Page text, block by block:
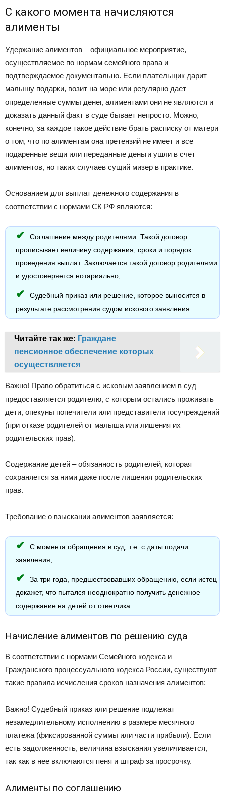
С какого момента начисляются
алименты
Удержание алиментов – официальное мероприятие,
осуществляемое по нормам семейного права и
подтверждаемое документально. Если плательщик дарит
малышу подарки, возит на море или регулярно дает
определенные суммы денег, алиментами они не являются и
доказать данный факт в суде бывает непросто. Можно,
конечно, за каждое такое действие брать расписку от матери
о том, что по алиментам она претензий не имеет и все
подаренные вещи или переданные деньги ушли в счет
алиментов, но таких случаев сущий мизер в практике.
Основанием для выплат денежного содержания в
соответствии с нормами СК РФ являются:
Соглашение между родителями. Такой договор
прописывает величину содержания, сроки и порядок
проведения выплат. Заключается такой договор родителями
и удостоверяется нотариально;
Судебный приказ или решение, которое выносится в
результате рассмотрения судом искового заявления.
Читайте так же: Граждане
пенсионное обеспечение которых
осуществляется
Важно! Право обратиться с исковым заявлением в суд
предоставляется родителю, с которым остались проживать
дети, опекуны попечители или представители госучреждений
(при отказе родителей от малыша или лишения их
родительских прав).
Содержание детей – обязанность родителей, которая
сохраняется за ними даже после лишения родительских
прав.
Требование о взыскании алиментов заявляется:
С момента обращения в суд, т.е. с даты подачи
заявления;
За три года, предшествовавших обращению, если истец
докажет, что пытался неоднократно получить денежное
содержание на детей от ответчика.
Начисление алиментов по решению суда
В соответствии с нормами Семейного кодекса и
Гражданского процессуального кодекса России, существуют
такие правила исчисления сроков назначения алиментов:
Важно! Судебный приказ или решение подлежат
незамедлительному исполнению в размере месячного
платежа (фиксированной суммы или части прибыли). Если
есть задолженность, величина взыскания увеличивается,
так как в нее включаются пеня и штраф за просрочку.
Алименты по соглашению